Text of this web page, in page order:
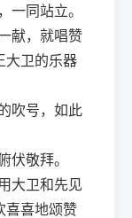
一同站立。
献，就唱赞
大卫的乐器
吹号，如此
伏敬拜。
大卫和先见
喜喜地颂赞